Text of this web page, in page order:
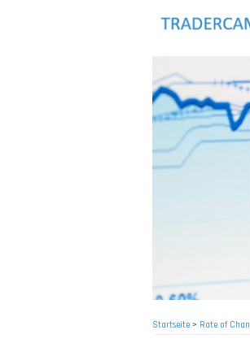
Startseite> Rate of